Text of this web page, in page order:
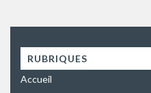
RUBRIQUES
Accueil